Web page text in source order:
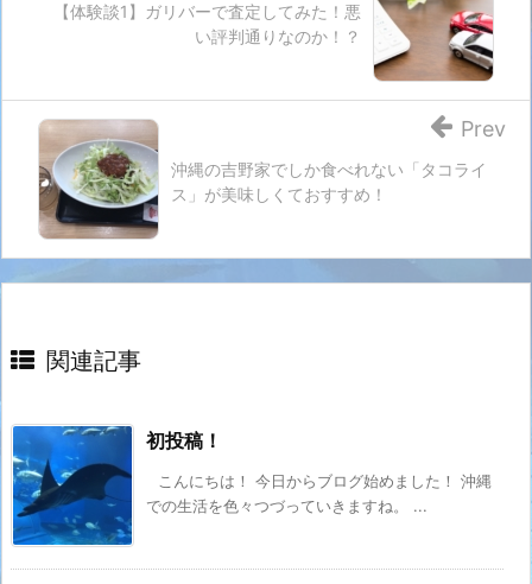
【体験談1】ガリバーで査定してみた！悪
い評判通りなのか！？
沖縄の吉野家でしか食べれない「タコライ
ス」が美味しくておすすめ！
Prev
関連記事
初投稿！
こんにちは！ 今日からブログ始めました！ 沖縄
での生活を色々つづっていきますね。 ...